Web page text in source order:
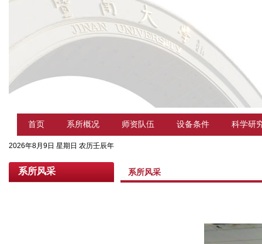
首页 系所概况 师资队伍 设备条件 科学研
2026年8月9日 星期日 农历壬辰年
系所风采 系所风采